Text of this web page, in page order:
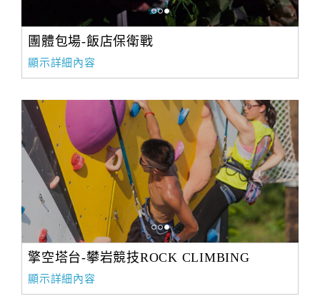
團體包場-飯店保衛戰
顯示詳細內容
擎空塔台-攀岩競技ROCK CLIMBING
顯示詳細內容